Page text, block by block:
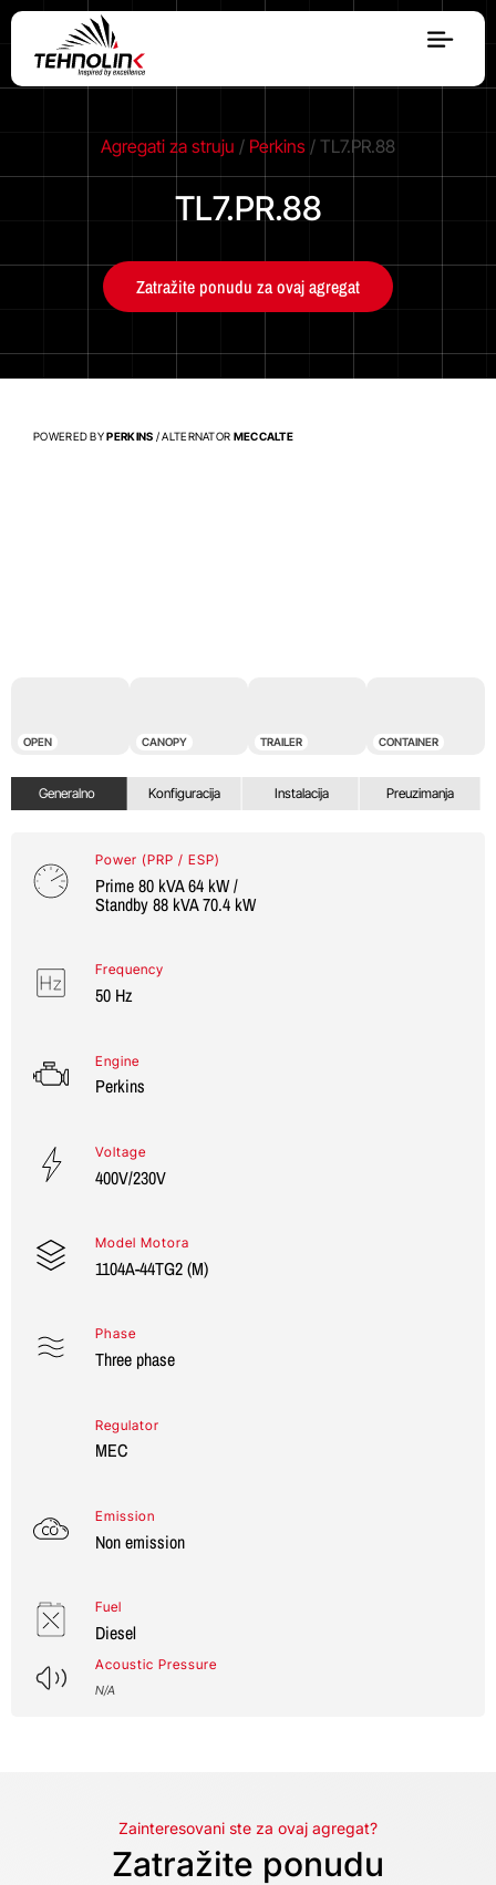
Serija A
Agregati za struju / Perkins / TL7.PR.88
TL7.PR.88
Zatražite ponudu za ovaj agregat
POWERED BYPERKINS / ALTERNATOR MECCALTE
OPEN CANOPY TRAILER CONTAINER
Generalno Konfiguracija Instalacija Preuzimanja
Engine
Perkins
Model Motora
1104A-44TG2 (M)
Regulator
MEC
Frequency
50 Hz
Emission
Non emission
Fuel
Diesel
Phase
Three phase
Acoustic Pressure
N/A
Voltage
400V/230V
Power (PRP / ESP)
Prime 80 kVA 64 kW /
Standby 88 kVA 70.4 kW
Zainteresovani ste za ovaj agregat?
Zatražite ponudu